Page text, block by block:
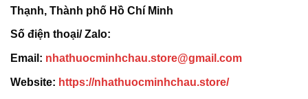
Thạnh, Thành phố Hồ Chí Minh
Số điện thoại/ Zalo:
Email: nhathuocminhchau.store@gmail.com
Website: https://nhathuocminhchau.store/